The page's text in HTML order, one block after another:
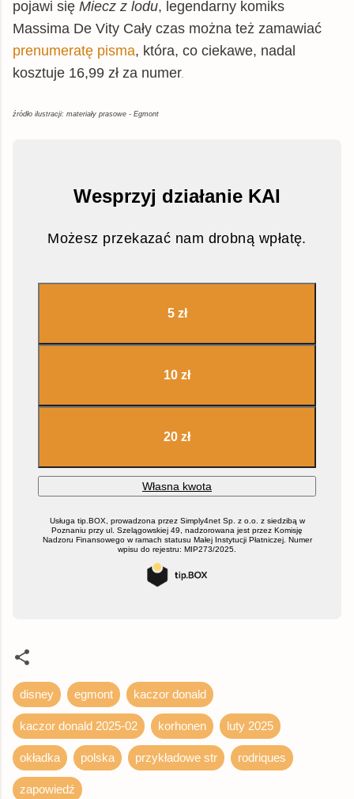
pojawi się Miecz z lodu, legendarny komiks
Massima De Vity Cały czas można też zamawiać
prenumeratę pisma, która, co ciekawe, nadal
kosztuje 16,99 zł za numer
źródło ilustracji: materiały prasowe - Egmont
disney egmont kaczor donald
kaczor donald 2025-02 korhonen luty 2025
okładka polska przykładowe str rodriques
zapowiedź